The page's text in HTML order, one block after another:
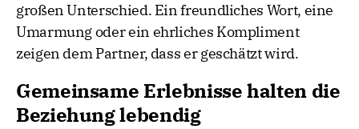
großen Unterschied. Ein freundliches Wort, eine
Umarmung oder ein ehrliches Kompliment
zeigen dem Partner, dass er geschätzt wird.
Gemeinsame Erlebnisse halten die
Beziehung lebendig